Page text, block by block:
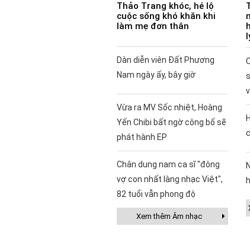
Thảo Trang khóc, hé lộ
cuộc sống khó khăn khi
làm mẹ đơn thân
Dàn diễn viên Đất Phương
Nam ngày ấy, bây giờ
Vừa ra MV Sốc nhiệt, Hoàng
Yến Chibi bất ngờ công bố sẽ
phát hành EP
Chân dung nam ca sĩ "đông
vợ con nhất làng nhạc Việt",
82 tuổi vẫn phong độ
Xem thêm Âm nhạc